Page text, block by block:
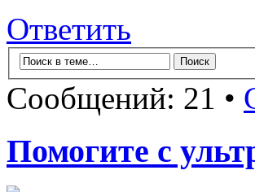
Ответить
Сообщений: 21 •
Помогите с